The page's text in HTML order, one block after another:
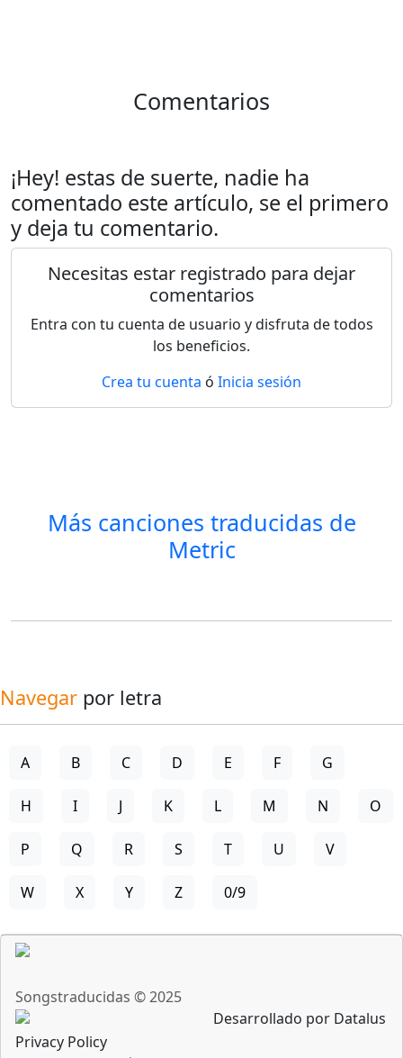
Comentarios
¡Hey! estas de suerte, nadie ha
comentado este artículo, se el primero
y deja tu comentario.
Necesitas estar registrado para dejar
comentarios
Entra con tu cuenta de usuario y disfruta de todos
los beneficios.
Crea tu cuenta ó Inicia sesión
Más canciones traducidas de
Metric
Navegar por letra
A B C D E F G
H I J K L M N O
P Q R S T U V
W X Y Z 0/9
Songstraducidas © 2025
Desarrollado por Datalus
Privacy Policy